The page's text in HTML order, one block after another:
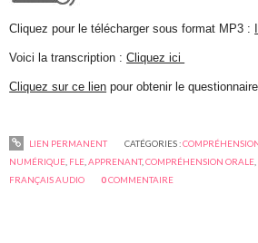
Cliquez pour le télécharger sous format MP3 :
Voici la transcription :Cliquez ici
Cliquez sur ce lien pour obtenir le
LIEN PERMANENT CATÉGORIES :
NUMÉRIQUE FLE ,APPRENANT,COMPRÉHENSION ORALE
FRANÇAIS AUDIO
0COMMENTAIRE